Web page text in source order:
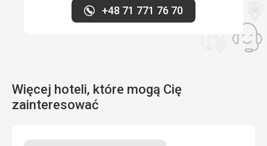
+48 71 771 76 70
Więcej hoteli, które mogą Cię
zainteresować